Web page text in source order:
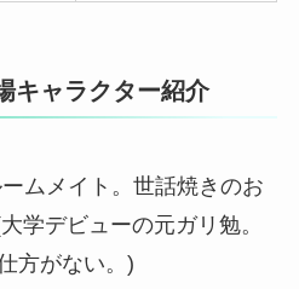
キャラクター紹介
ムメイト。世話焼きのお
学デビューの元ガリ勉。
方がない。)